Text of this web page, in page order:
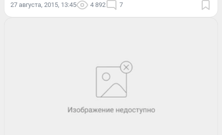
27 августа, 2015, 13:45 4 892 7